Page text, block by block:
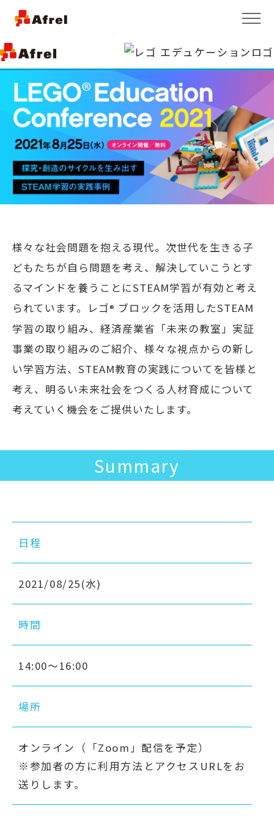
様々な社会問題を抱える現代。次世代を生きる子
どもたちが自ら問題を考え、 解決していこうとす
るマインドを養うことにSTEAM学習が有効と考え
られています。
レゴ® ブロックを活用したSTEAM
学習の取り組み、経済産業省「未来の教室」実証
事業の取り組みのご紹介、 様々な視点からの新し
い学習方法、STEAM教育の実践についてを皆様と
考え、 明るい未来社会をつくる人材育成について
考えていく機会をご提供いたします。
Summary
日程
2021/08/25(水)
時間
14:00～16:00
場所
オンライン（「Zoom」配信を予定）
※参加者の方に利用方法とアクセスURLをお
送りします。